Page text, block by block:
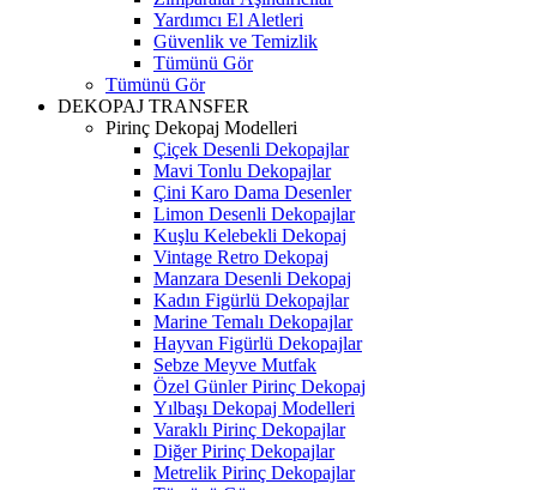
Yardımcı El Aletleri
Güvenlik ve Temizlik
Tümünü Gör
Tümünü Gör
DEKOPAJ TRANSFER
Pirinç Dekopaj Modelleri
Çiçek Desenli Dekopajlar
Mavi Tonlu Dekopajlar
Çini Karo Dama Desenler
Limon Desenli Dekopajlar
Kuşlu Kelebekli Dekopaj
Vintage Retro Dekopaj
Manzara Desenli Dekopaj
Kadın Figürlü Dekopajlar
Marine Temalı Dekopajlar
Hayvan Figürlü Dekopajlar
Sebze Meyve Mutfak
Özel Günler Pirinç Dekopaj
Yılbaşı Dekopaj Modelleri
Varaklı Pirinç Dekopajlar
Diğer Pirinç Dekopajlar
Metrelik Pirinç Dekopajlar